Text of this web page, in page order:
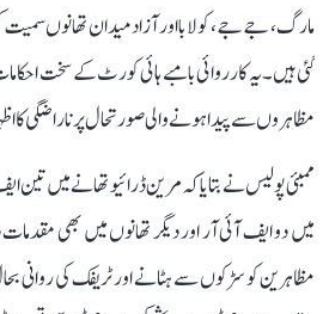
مارگ، جے جے، کولابا اور آزاد میدان تھانوں
گئی ہیں۔ یہ کارروائی بامبے ہائی کورٹ کے سخت
مظاہروں سے پیدا ہونے والی صورتحال پر ناراضگی کا
ممبئی پولیس نے بتایا کہ مرین ڈرائیو تھانے میں
میں دو ایف آئی آر اور دیگر تھانوں میں بھی
مظاہرین کو سڑکوں سے ہٹانے اور ٹریفک کی روانی